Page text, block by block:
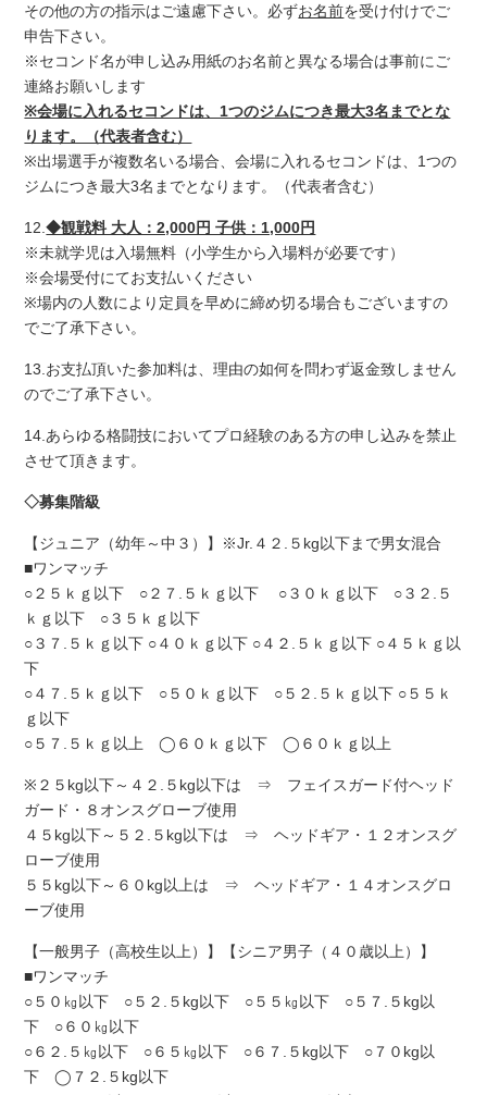
その他の方の指示はご遠慮下さい。必ずお名前を受け付けでご
申告下さい。
※セコンド名が申し込み用紙のお名前と異なる場合は事前にご
連絡お願いします
※会場に入れるセコンドは、1つのジムにつき最大3名までとな
ります。（代表者含む）
※出場選手が複数名いる場合、会場に入れるセコンドは、1つの
ジムにつき最大3名までとなります。（代表者含む）
12.◆観戦料 大人：2,000円 子供：1,000円
※未就学児は入場無料（小学生から入場料が必要です）
※会場受付にてお支払いください
※場内の人数により定員を早めに締め切る場合もございますの
でご了承下さい。
13.お支払頂いた参加料は、理由の如何を問わず返金致しません
のでご了承下さい。
14.あらゆる格闘技においてプロ経験のある方の申し込みを禁止
させて頂きます。
◇募集階級
【ジュニア（幼年～中３）】※Jr.４２.５kg以下まで男女混合
■ワンマッチ
○２５ｋｇ以下 ○２７.５ｋｇ以下 ○３０ｋｇ以下 ○３２.５
ｋｇ以下 ○３５ｋｇ以下
○３７.５ｋｇ以下 ○４０ｋｇ以下 ○４２.５ｋｇ以下 ○４５ｋｇ以
下
○４７.５ｋｇ以下 ○５０ｋｇ以下 ○５２.５ｋｇ以下 ○５５ｋ
ｇ以下
○５７.５ｋｇ以上 ◯６０ｋｇ以下 ◯６０ｋｇ以上
※２５kg以下～４２.５kg以下は ⇒ フェイスガード付ヘッド
ガード・８オンスグローブ使用
４５kg以下～５２.５kg以下は ⇒ ヘッドギア・１２オンスグ
ローブ使用
５５kg以下～６０kg以上は ⇒ ヘッドギア・１４オンスグロ
ーブ使用
【一般男子（高校生以上）】【シニア男子（４０歳以上）】
■ワンマッチ
○５０㎏以下 ○５２.５kg以下 ○５５㎏以下 ○５７.５kg以
下 ○６０㎏以下
○６２.５㎏以下 ○６５㎏以下 ○６７.５kg以下 ○７０kg以
下 ◯７２.５kg以下